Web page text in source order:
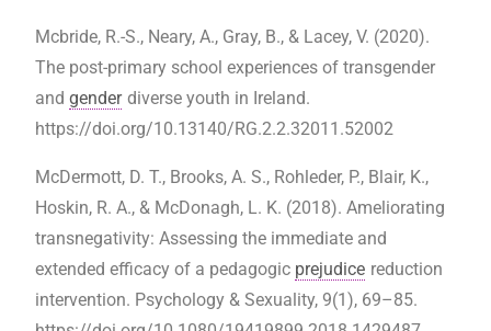
Mcbride, R.-S., Neary, A., Gray, B., & Lacey, V. (2020).
The post-primary school experiences of transgender
and gender diverse youth in Ireland.
https://doi.org/10.13140/RG.2.2.32011.52002
McDermott, D. T., Brooks, A. S., Rohleder, P., Blair, K.,
Hoskin, R. A., & McDonagh, L. K. (2018). Ameliorating
transnegativity: Assessing the immediate and
extended efficacy of a pedagogic prejudice reduction
intervention. Psychology & Sexuality, 9(1), 69–85.